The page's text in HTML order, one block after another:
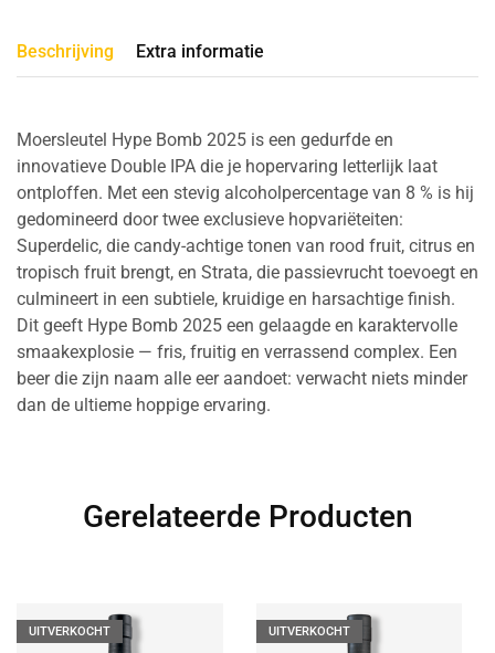
Beschrijving Extra informatie
Moersleutel Hype Bomb 2025 is een gedurfde en
innovatieve Double IPA die je hopervaring letterlijk laat
ontploffen. Met een stevig alcoholpercentage van 8 % is hij
gedomineerd door twee exclusieve hopvariëteiten:
Superdelic, die candy-achtige tonen van rood fruit, citrus en
tropisch fruit brengt, en Strata, die passievrucht toevoegt en
culmineert in een subtiele, kruidige en harsachtige finish.
Dit geeft Hype Bomb 2025 een gelaagde en karaktervolle
smaakexplosie — fris, fruitig en verrassend complex. Een
beer die zijn naam alle eer aandoet: verwacht niets minder
dan de ultieme hoppige ervaring.
Gerelateerde Producten
UITVERKOCHT UITVERKOCHT